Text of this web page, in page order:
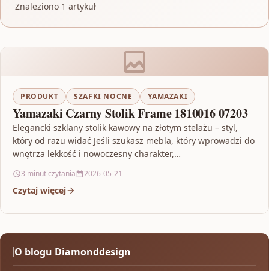
Znaleziono 1 artykuł
PRODUKT SZAFKI NOCNE YAMAZAKI
Yamazaki Czarny Stolik Frame 1810016 07203
Elegancki szklany stolik kawowy na złotym stelażu – styl,
który od razu widać Jeśli szukasz mebla, który wprowadzi do
wnętrza lekkość i nowoczesny charakter,…
3 minut czytania 2026-05-21
Czytaj więcej
O blogu Diamonddesign